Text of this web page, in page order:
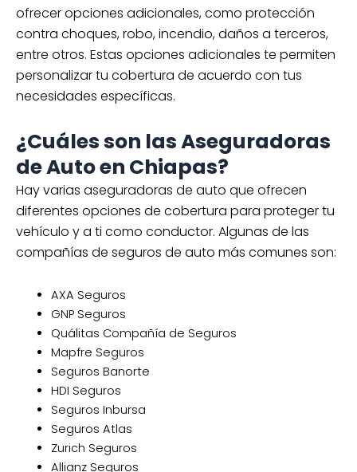
ofrecer opciones adicionales, como protección
contra choques, robo, incendio, daños a terceros,
entre otros. Estas opciones adicionales te permiten
personalizar tu cobertura de acuerdo con tus
necesidades específicas.
¿Cuáles son las Aseguradoras
de Auto en Chiapas?
Hay varias aseguradoras de auto que ofrecen
diferentes opciones de cobertura para proteger tu
vehículo y a ti como conductor. Algunas de las
compañías de seguros de auto más comunes son:
AXA Seguros
GNP Seguros
Quálitas Compañía de Seguros
Mapfre Seguros
Seguros Banorte
HDI Seguros
Seguros Inbursa
Seguros Atlas
Zurich Seguros
Allianz Seguros